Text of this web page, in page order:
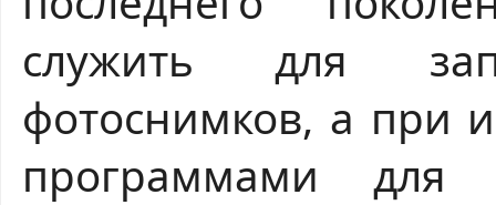
служить для
фотоснимков, а при
программами для